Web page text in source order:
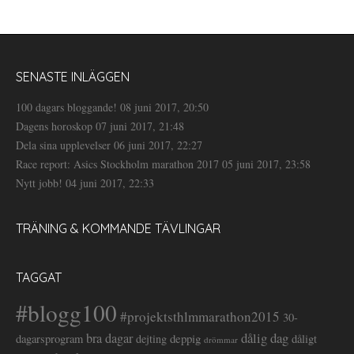
SENASTE INLÄGGEN
100 dagars bloggande! 08 juni 2017, 20:50
Dagens horoskop 07 juni 2017, 21:48
Dela sina upplevelser 06 juni 2017, 22:27
Race report: Asics Stockholm marathon 2017 05 juni 2017, 23:58
Nytt jobb! 04 juni 2017, 22:33
TRÄNING & KOMMANDE TÄVLINGAR
TAGGAT
#blogg100 #projektsthlmmarathon2015 30-
dagarsprogram bra dagar dejting deppig drömmar dålig dag dåligt